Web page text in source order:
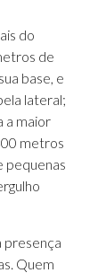
do
de
base, e
lateral;
a maior
metros
pequenas
presença
Quem